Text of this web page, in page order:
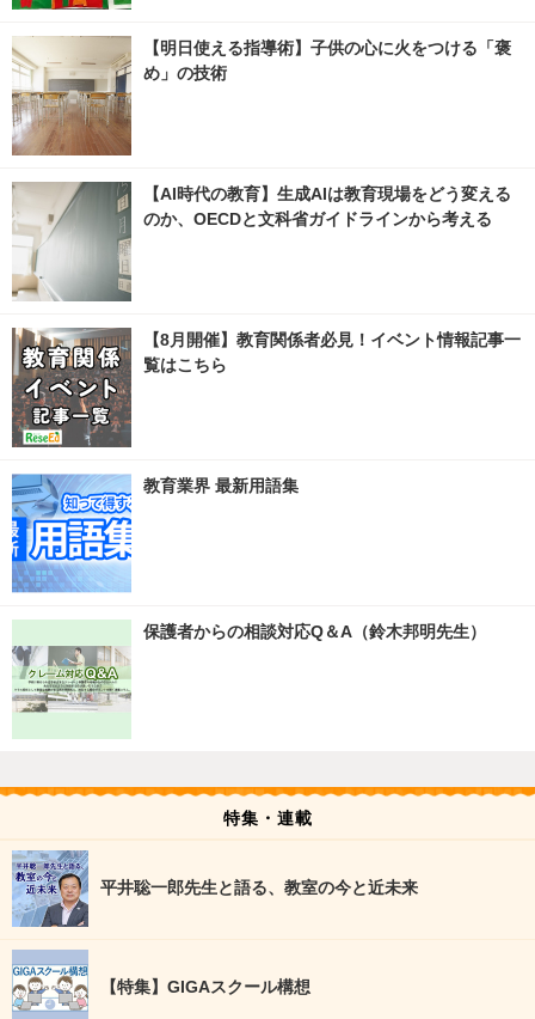
【明日使える指導術】子供の心に火をつける「褒
め」の技術
【AI時代の教育】生成AIは教育現場をどう変える
のか、OECDと文科省ガイドラインから考える
【8月開催】教育関係者必見！イベント情報記事一
覧はこちら
教育業界 最新用語集
保護者からの相談対応Q＆A（鈴木邦明先生）
特集・連載
平井聡一郎先生と語る、教室の今と近未来
【特集】GIGAスクール構想